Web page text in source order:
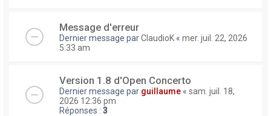
Message d'erreur
Dernier message parClaudioK « mer. juil. 22, 2026
5:33 am
Version 1.8 d'Open Concerto
Dernier message par guillaume « sam. juil. 18,
2026 12:36 pm
Réponses : 3